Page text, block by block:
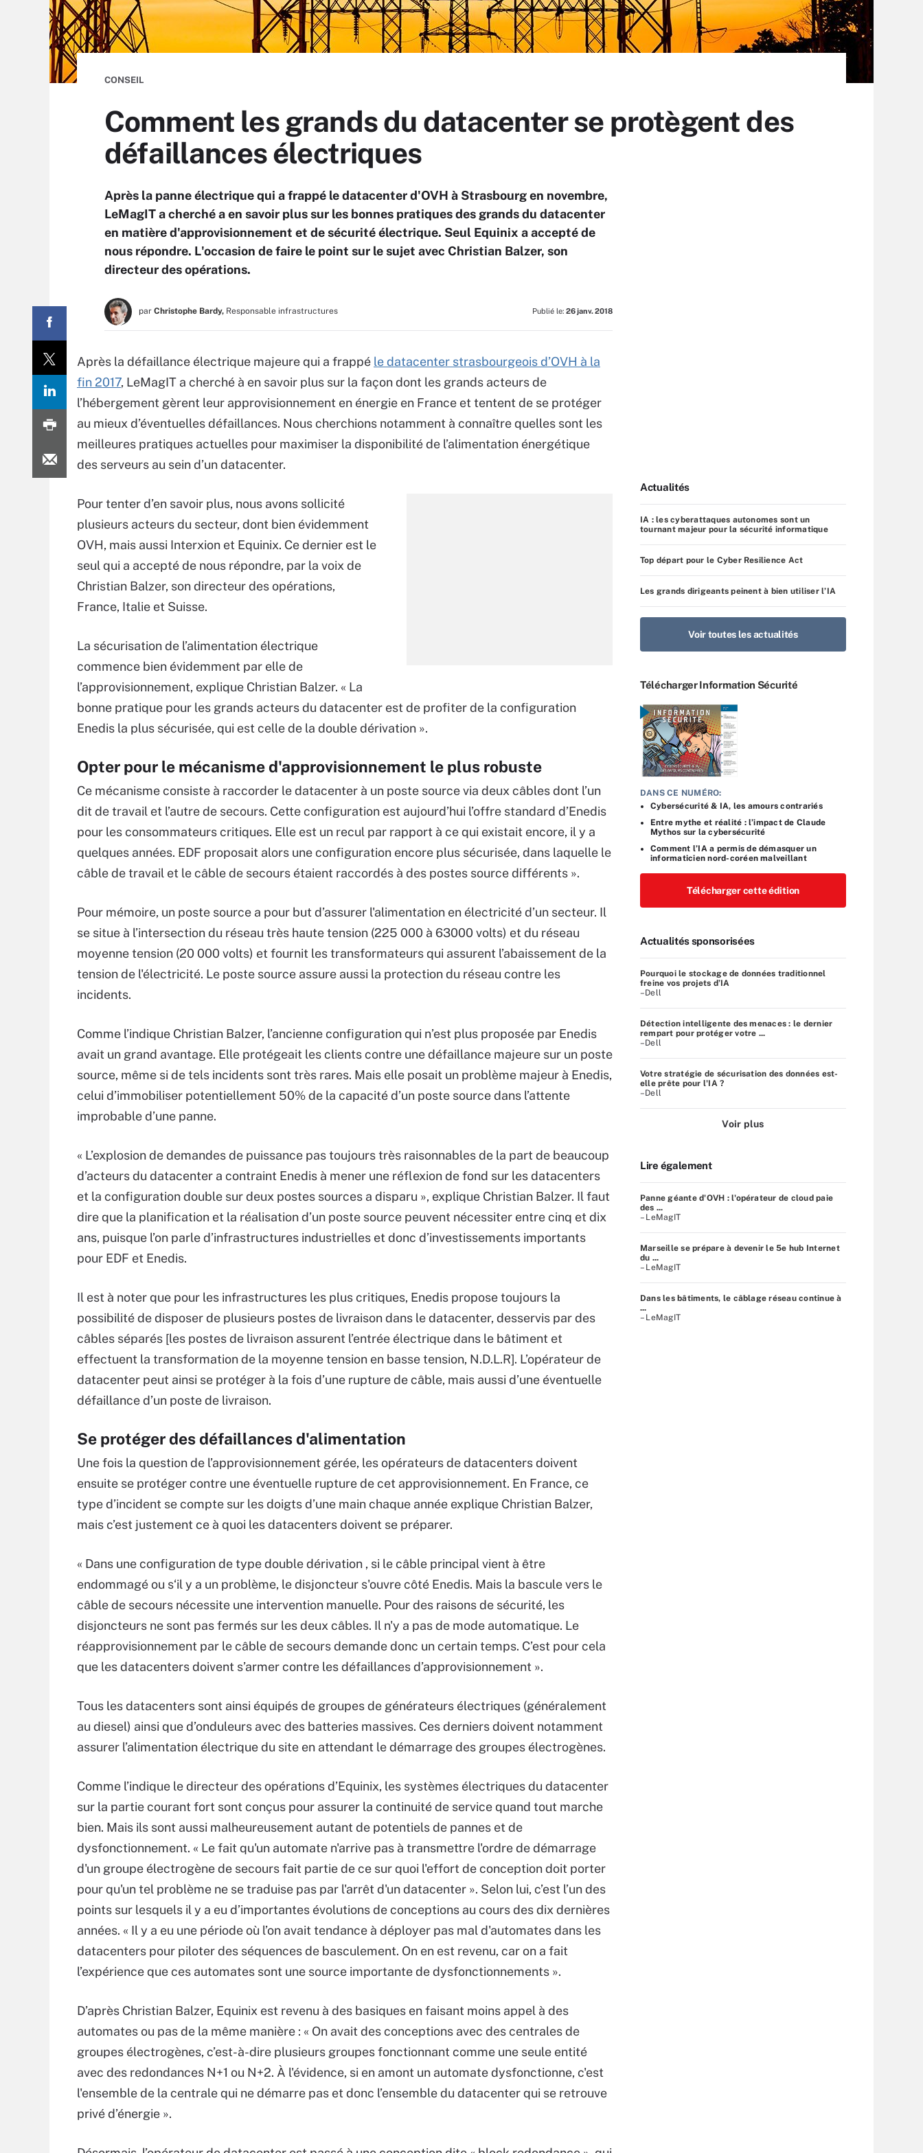
CONSEIL
Comment les grands du datacenter se protègent des
défaillances électriques
Après la panne électrique qui a frappé le datacenter d'OVH à Strasbourg en novembre,
LeMagIT a cherché a en savoir plus sur les bonnes pratiques des grands du datacenter
en matière d'approvisionnement et de sécurité électrique. Seul Equinix a accepté de
nous répondre. L'occasion de faire le point sur le sujet avec Christian Balzer, son
directeur des opérations.
par Christophe Bardy, Responsable infrastructures Publié le: 26 janv. 2018
Après la défaillance électrique majeure qui a frappé le datacenter strasbourgeois d’OVH à la
fin 2017, LeMagIT a cherché à en savoir plus sur la façon dont les grands acteurs de
l’hébergement gèrent leur approvisionnement en énergie en France et tentent de se protéger
au mieux d’éventuelles défaillances. Nous cherchions notamment à connaître quelles sont les
meilleures pratiques actuelles pour maximiser la disponibilité de l’alimentation énergétique
des serveurs au sein d’un datacenter.
Pour tenter d’en savoir plus, nous avons sollicité
plusieurs acteurs du secteur, dont bien évidemment
OVH, mais aussi Interxion et Equinix. Ce dernier est le
seul qui a accepté de nous répondre, par la voix de
Christian Balzer, son directeur des opérations,
France, Italie et Suisse.
La sécurisation de l’alimentation électrique
commence bien évidemment par elle de
l’approvisionnement, explique Christian Balzer. « La
bonne pratique pour les grands acteurs du datacenter est de profiter de la configuration
Enedis la plus sécurisée, qui est celle de la double dérivation ».
Opter pour le mécanisme d'approvisionnement le plus robuste
Ce mécanisme consiste à raccorder le datacenter à un poste source via deux câbles dont l’un
dit de travail et l’autre de secours. Cette configuration est aujourd’hui l’offre standard d’Enedis
pour les consommateurs critiques. Elle est un recul par rapport à ce qui existait encore, il y a
quelques années. EDF proposait alors une configuration encore plus sécurisée, dans laquelle le
câble de travail et le câble de secours étaient raccordés à des postes source différents ».
Pour mémoire, un poste source a pour but d’assurer l'alimentation en électricité d’un secteur. Il
se situe à l’intersection du réseau très haute tension (225 000 à 63000 volts) et du réseau
moyenne tension (20 000 volts) et fournit les transformateurs qui assurent l’abaissement de la
tension de l'électricité. Le poste source assure aussi la protection du réseau contre les
incidents.
Comme l’indique Christian Balzer, l’ancienne configuration qui n’est plus proposée par Enedis
avait un grand avantage. Elle protégeait les clients contre une défaillance majeure sur un poste
source, même si de tels incidents sont très rares. Mais elle posait un problème majeur à Enedis,
celui d’immobiliser potentiellement 50% de la capacité d’un poste source dans l’attente
improbable d’une panne.
« L’explosion de demandes de puissance pas toujours très raisonnables de la part de beaucoup
d’acteurs du datacenter a contraint Enedis à mener une réflexion de fond sur les datacenters
et la configuration double sur deux postes sources a disparu », explique Christian Balzer. Il faut
dire que la planification et la réalisation d’un poste source peuvent nécessiter entre cinq et dix
ans, puisque l’on parle d’infrastructures industrielles et donc d’investissements importants
pour EDF et Enedis.
Il est à noter que pour les infrastructures les plus critiques, Enedis propose toujours la
possibilité de disposer de plusieurs postes de livraison dans le datacenter, desservis par des
câbles séparés [les postes de livraison assurent l’entrée électrique dans le bâtiment et
effectuent la transformation de la moyenne tension en basse tension, N.D.L.R]. L’opérateur de
datacenter peut ainsi se protéger à la fois d’une rupture de câble, mais aussi d’une éventuelle
défaillance d’un poste de livraison.
Se protéger des défaillances d'alimentation
Une fois la question de l’approvisionnement gérée, les opérateurs de datacenters doivent
ensuite se protéger contre une éventuelle rupture de cet approvisionnement. En France, ce
type d’incident se compte sur les doigts d’une main chaque année explique Christian Balzer,
mais c’est justement ce à quoi les datacenters doivent se préparer.
« Dans une configuration de type double dérivation , si le câble principal vient à être
endommagé ou s‘il y a un problème, le disjoncteur s'ouvre côté Enedis. Mais la bascule vers le
câble de secours nécessite une intervention manuelle. Pour des raisons de sécurité, les
disjoncteurs ne sont pas fermés sur les deux câbles. Il n'y a pas de mode automatique. Le
réapprovisionnement par le câble de secours demande donc un certain temps. C’est pour cela
que les datacenters doivent s’armer contre les défaillances d’approvisionnement ».
Tous les datacenters sont ainsi équipés de groupes de générateurs électriques (généralement
au diesel) ainsi que d’onduleurs avec des batteries massives. Ces derniers doivent notamment
assurer l’alimentation électrique du site en attendant le démarrage des groupes électrogènes.
Comme l’indique le directeur des opérations d’Equinix, les systèmes électriques du datacenter
sur la partie courant fort sont conçus pour assurer la continuité de service quand tout marche
bien. Mais ils sont aussi malheureusement autant de potentiels de pannes et de
dysfonctionnement. « Le fait qu'un automate n'arrive pas à transmettre l'ordre de démarrage
d'un groupe électrogène de secours fait partie de ce sur quoi l'effort de conception doit porter
pour qu'un tel problème ne se traduise pas par l'arrêt d'un datacenter ». Selon lui, c’est l’un des
points sur lesquels il y a eu d’importantes évolutions de conceptions au cours des dix dernières
années. « Il y a eu une période où l’on avait tendance à déployer pas mal d'automates dans les
datacenters pour piloter des séquences de basculement. On en est revenu, car on a fait
l’expérience que ces automates sont une source importante de dysfonctionnements ».
D’après Christian Balzer, Equinix est revenu à des basiques en faisant moins appel à des
automates ou pas de la même manière : « On avait des conceptions avec des centrales de
groupes électrogènes, c’est-à-dire plusieurs groupes fonctionnant comme une seule entité
avec des redondances N+1 ou N+2. À l'évidence, si en amont un automate dysfonctionne, c'est
l'ensemble de la centrale qui ne démarre pas et donc l’ensemble du datacenter qui se retrouve
privé d’énergie ».
Actualités
IA : les cyberattaques autonomes sont un
tournant majeur pour la sécurité informatique
Top départ pour le Cyber Resilience Act
Les grands dirigeants peinent à bien utiliser l’IA
Voir toutes les actualités
Télécharger Information Sécurité
DANS CE NUMÉRO:
Cybersécurité & IA, les amours contrariés
Entre mythe et réalité : l’impact de Claude
Mythos sur la cybersécurité
Comment l’IA a permis de démasquer un
informaticien nord-coréen malveillant
Télécharger cette édition
Actualités sponsorisées
Pourquoi le stockage de données traditionnel
freine vos projets d’IA
–Dell
Détection intelligente des menaces : le dernier
rempart pour protéger votre ...
–Dell
Votre stratégie de sécurisation des données est-
elle prête pour l'IA ?
–Dell
Voir plus
Lire également
Panne géante d'OVH : l'opérateur de cloud paie
des ...
– LeMagIT
Marseille se prépare à devenir le 5e hub Internet
du ...
– LeMagIT
Dans les bâtiments, le câblage réseau continue à
...
– LeMagIT